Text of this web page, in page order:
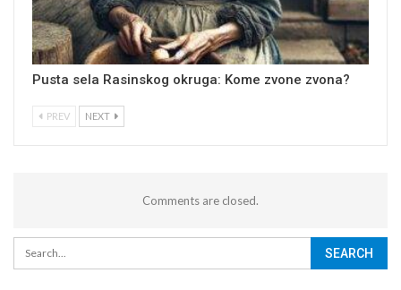
Pusta sela Rasinskog okruga: Kome zvone zvona?
PREV NEXT
Comments are closed.